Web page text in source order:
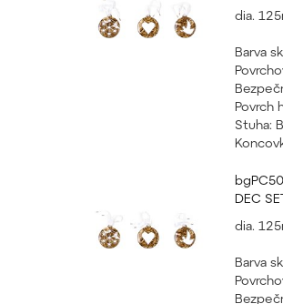
dia.
Barva
Povrch
Stuha:
DEC
dia.
Barva